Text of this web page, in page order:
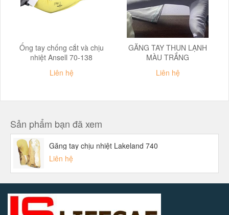
Ống tay chống cắt và chịu
nhiệt Ansell 70-138
Liên hệ
GĂNG TAY THUN LẠNH
MÀU TRẮNG
Liên hệ
Sản phẩm bạn đã xem
Găng tay chịu nhiệt Lakeland 740
Liên hệ